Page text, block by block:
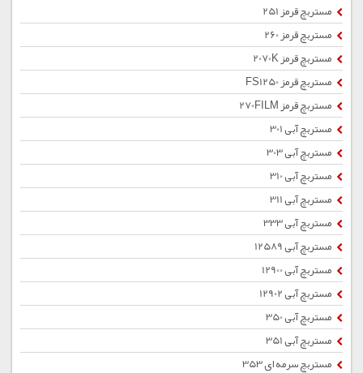
مستربچ قرمز 251
مستربچ قرمز 260
مستربچ قرمز 2070K
مستربچ قرمز FS1250
مستربچ قرمز 270FILM
مستربچ آبی 301
مستربچ آبی 303
مستربچ آبی 310
مستربچ آبی 311
مستربچ آبی 333
مستربچ آبی 12589
مستربچ آبی 12900
مستربچ آبی 12902
مستربچ آبی 350
مستربچ آبی 351
مستربچ سرمه ای 353